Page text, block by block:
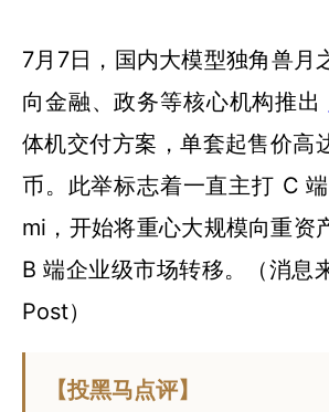
7月7日，国内大模型独角兽月
向金融、政务等核心机构推出
体机交付方案，单套起售价高
币。此举标志着一直主打 C
mi，开始将重心大规模向重资
B 端企业级市场转移。（消息
Post）
【投黑马点评】